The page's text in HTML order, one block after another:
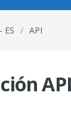
ES / API